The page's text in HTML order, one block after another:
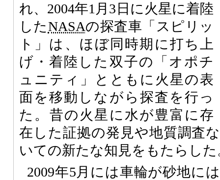
れ、2004年1月3日に火星に着陸
したNASAの探査車「スピリッ
ト」は、ほぼ同時期に打ち上
げ・着陸した双子の「オポチ
ュニティ」とともに火星の表
面を移動しながら探査を行っ
た。昔の火星に水が豊富に存
在した証拠の発見や地質調査
いての新たな知見をもたらした
2009年5月には車輪が砂地に